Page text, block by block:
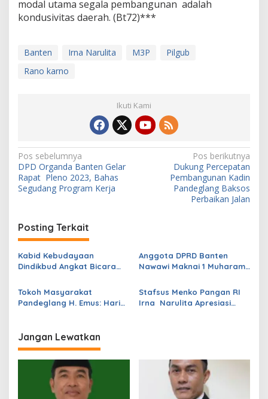
modal utama segala pembangunan adalah
kondusivitas daerah. (Bt72)***
Banten Irna Narulita M3P
Pilgub
Rano karno
Ikuti Kami
N
a
v
g
a
s
p
o
Pos sebelumnya
DPD Organda Banten Gelar
Rapat Pleno 2023, Bahas
Segudang Program Kerja
Pos berikutnya
Dukung Percepatan
Pembangunan Kadin
Pandeglang Baksos
Perbaikan Jalan
Posting Terkait
Kabid Kebudayaan
Dindikbud Angkat Bicara
Musikal , Rohendi : Upaya
Menghidupkan Kembali
Sejarah dan Budaya di
Anggota DPRD Banten
Nawawi Maknai 1 Muharam
Pererat Ukhuwah Islamiah
Tokoh Masyarakat
Pandeglang H. Emus: Hari
Nilai Persatuan Bangsa
Stafsus Menko Pangan RI
Irna Narulita Apresiasi
Jangan Lewatkan